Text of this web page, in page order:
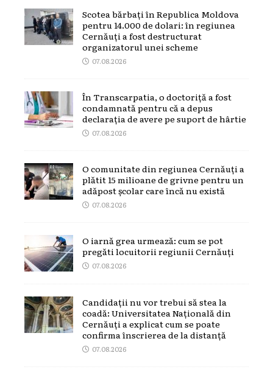
Scotea bărbați în Republica Moldova
pentru 14.000 de dolari: în regiunea
Cernăuți a fost destructurat
organizatorul unei scheme
07.08.2026
În Transcarpatia, o doctoriță a fost
condamnată pentru că a depus
declarația de avere pe suport de hârtie
07.08.2026
O comunitate din regiunea Cernăuți a
plătit 15 milioane de grivne pentru un
adăpost școlar care încă nu există
07.08.2026
O iarnă grea urmează: cum se pot
pregăti locuitorii regiunii Cernăuți
07.08.2026
Candidații nu vor trebui să stea la
coadă: Universitatea Națională din
Cernăuți a explicat cum se poate
confirma înscrierea de la distanță
07.08.2026